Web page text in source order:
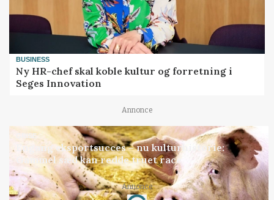
BUSINESS
Ny HR-chef skal koble kultur og forretning i
Seges Innovation
Annonce
GRISE
Engang eksportsucces – nu kulturhistorie:
Gammel sæd kan redde truet race
Annonce